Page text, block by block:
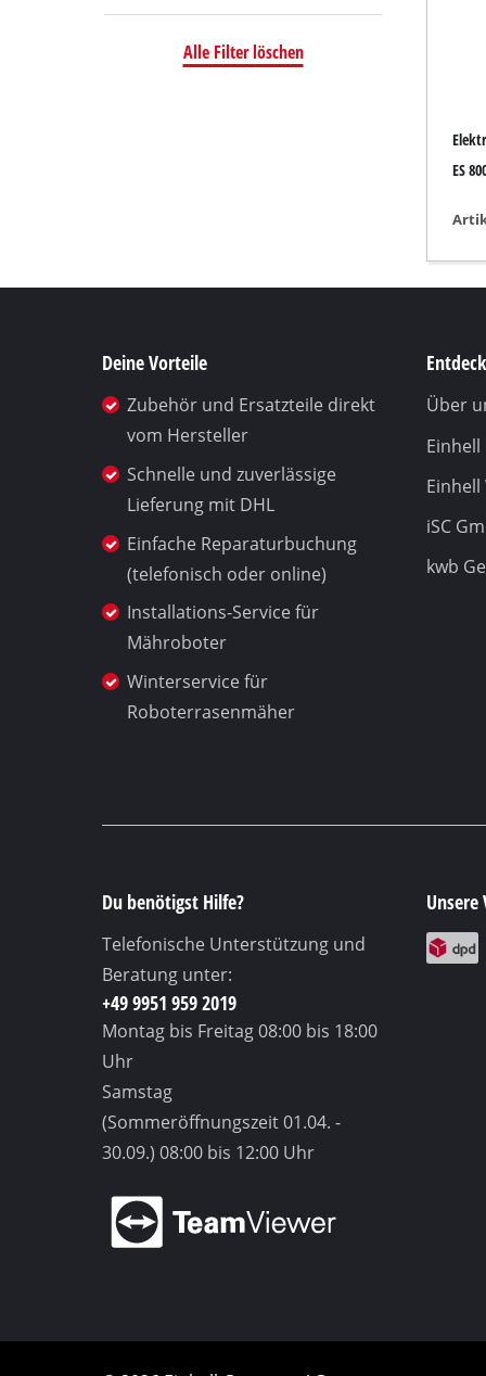
Akku-
Hybrid-
Hobel /
Lampen
Alle Filter löschen
ES
Deine Vorteile
Zubehör und Ersatzteile direkt
vom Hersteller
Schnelle und zuverlässige
Lieferung mit DHL
Einfache Reparaturbuchung
(telefonisch oder online)
Installations-Service für
Mähroboter
Winterservice für
Roboterrasenmäher
Über
Einhell
iSC
kwb
Du benötigst Hilfe?
Telefonische Unterstützung und
Beratung unter:
+49 9951 959 2019
Montag bis Freitag08:00 bis 18:00
Uhr
Samstag
(Sommeröffnungszeit 01.04. -
30.09.) 08:00 bis 12:00 Uhr